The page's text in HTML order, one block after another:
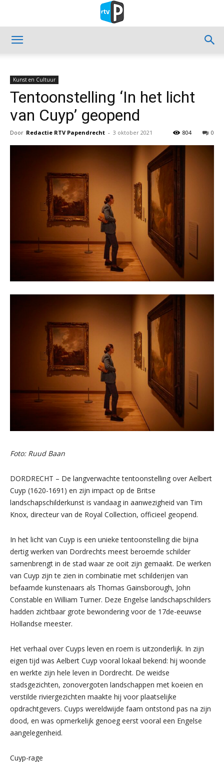
Kunst en Cultuur
Tentoonstelling ‘In het licht
van Cuyp’ geopend
Door Redactie RTV Papendrecht - 3 oktober 2021 0
804
Foto: Ruud Baan
DORDRECHT – De langverwachte tentoonstelling over Aelbert
Cuyp (1620-1691) en zijn impact op de Britse
landschapschilderkunst is vandaag in aanwezigheid van Tim
Knox, directeur van de Royal Collection, officieel geopend.
In het licht van Cuyp is een unieke tentoonstelling die bijna
dertig werken van Dordrechts meest beroemde schilder
samenbrengt in de stad waar ze ooit zijn gemaakt. De werken
van Cuyp zijn te zien in combinatie met schilderijen van
befaamde kunstenaars als Thomas Gainsborough, John
Constable en William Turner. Deze Engelse landschapschilders
hadden zichtbaar grote bewondering voor de 17de-eeuwse
Hollandse meester.
Het verhaal over Cuyps leven en roem is uitzonderlijk. In zijn
eigen tijd was Aelbert Cuyp vooral lokaal bekend: hij woonde
en werkte zijn hele leven in Dordrecht. De weidse
stadsgezichten, zonovergoten landschappen met koeien en
verstilde riviergezichten maakte hij voor plaatselijke
opdrachtgevers. Cuyps wereldwijde faam ontstond pas na zijn
dood, en was opmerkelijk genoeg eerst vooral een Engelse
aangelegenheid.
Cuyp-rage